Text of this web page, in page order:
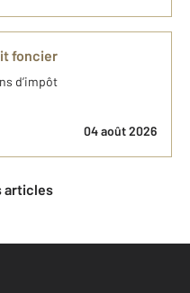
foncier
d’impôt
04 août 2026
articles